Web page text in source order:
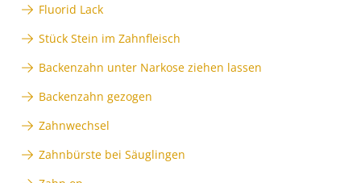
Fluorid Lack
Stück Stein im Zahnfleisch
Backenzahn unter Narkose ziehen lassen
Backenzahn gezogen
Zahnwechsel
Zahnbürste bei Säuglingen